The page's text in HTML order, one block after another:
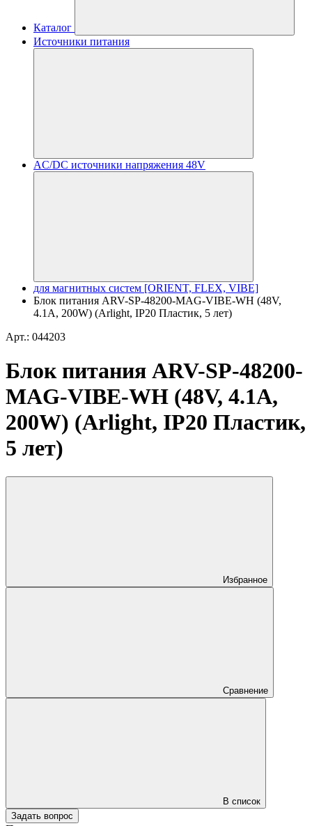
Каталог
Источники питания
AC/DC источники напряжения 48V
для магнитных систем [ORIENT, FLEX, VIBE]
Блок питания ARV-SP-48200-MAG-VIBE-WH (48V,
4.1A, 200W) (Arlight, IP20 Пластик, 5 лет)
Арт.: 044203
Блок питания ARV-SP-48200-
MAG-VIBE-WH (48V, 4.1A,
200W) (Arlight, IP20 Пластик,
5 лет)
Избранное
Сравнение
В список
Задать вопрос